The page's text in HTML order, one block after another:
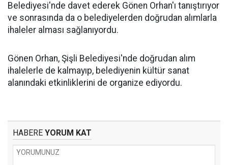
Belediyesi'nde davet ederek Gönen Orhan'ı tanıştırıyor
ve sonrasında da o belediyelerden doğrudan alımlarla
ihaleler alması sağlanıyordu.
Gönen Orhan, Şişli Belediyesi'nde doğrudan alım
ihalelerle de kalmayıp, belediyenin kültür sanat
alanındaki etkinliklerini de organize ediyordu.
HABERE YORUM KAT